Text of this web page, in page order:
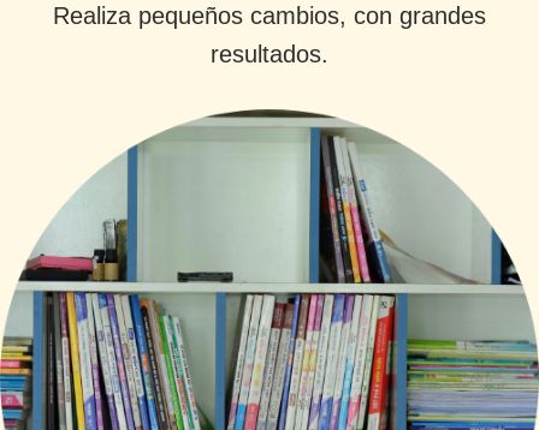
Realiza pequeños cambios, con grandes
resultados.